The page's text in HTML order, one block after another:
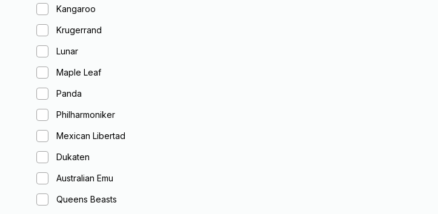
Kangaroo
Krugerrand
Lunar
Maple Leaf
Panda
Philharmoniker
Mexican Libertad
Dukaten
Australian Emu
Queens Beasts